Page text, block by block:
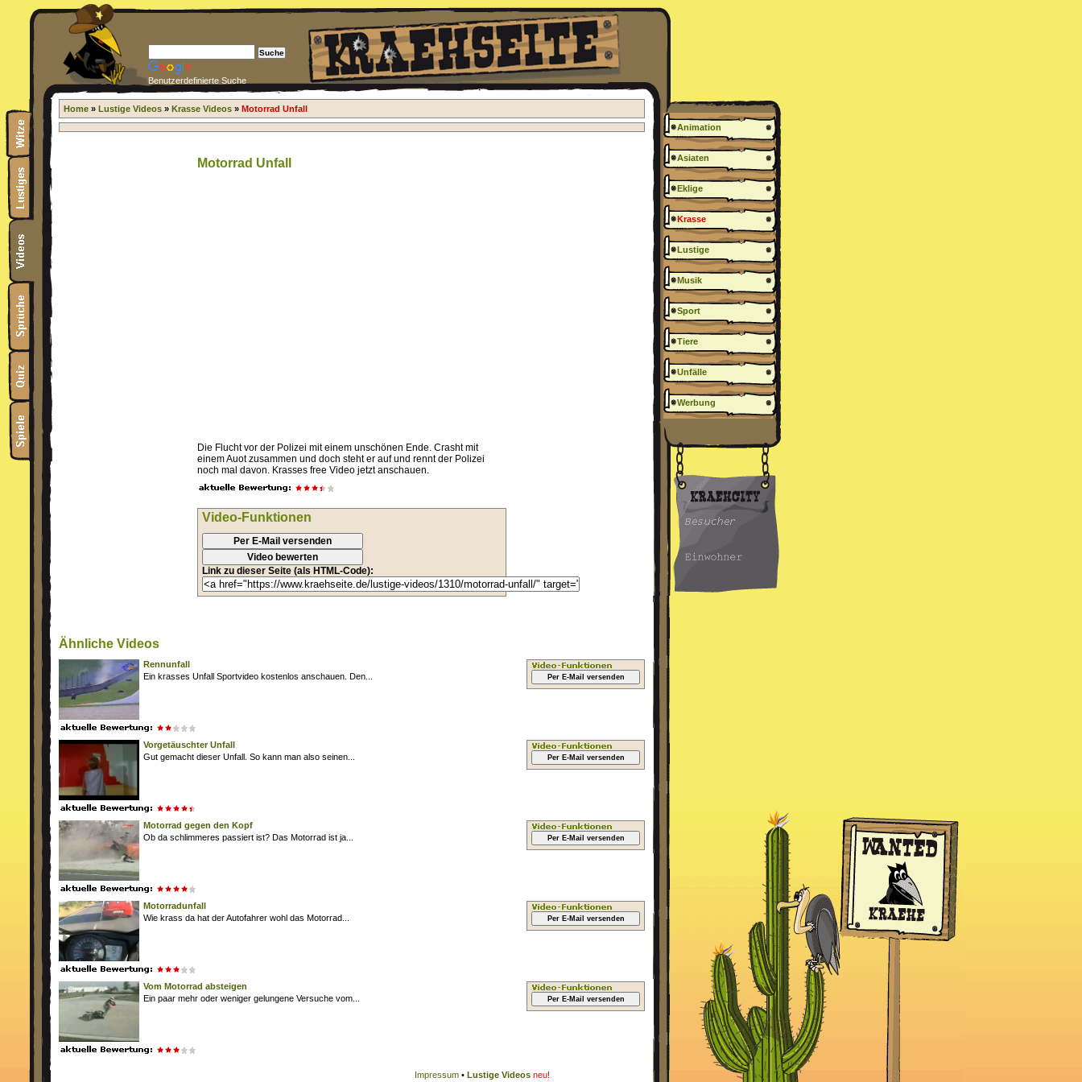
Benutzerdefinierte Suche
Home » Lustige Videos » Krasse Videos » Motorrad Unfall
Motorrad Unfall
Die Flucht vor der Polizei mit einem unschönen Ende. Crasht mit
einem Auot zusammen und doch steht er auf und rennt der Polizei
noch mal davon. Krasses free Video jetzt anschauen.
Video-Funktionen
Per E-Mail versenden
Video bewerten
Link zu dieser Seite (als HTML-Code):
Ähnliche Videos
Per E-Mail versenden
Rennunfall
Ein krasses Unfall Sportvideo kostenlos anschauen. Den...
Per E-Mail versenden
Vorgetäuschter Unfall
Gut gemacht dieser Unfall. So kann man also seinen...
Per E-Mail versenden
Motorrad gegen den Kopf
Ob da schlimmeres passiert ist? Das Motorrad ist ja...
Per E-Mail versenden
Motorradunfall
Wie krass da hat der Autofahrer wohl das Motorrad...
Per E-Mail versenden
Vom Motorrad absteigen
Ein paar mehr oder weniger gelungene Versuche vom...
Animation
Asiaten
Eklige
Krasse
Lustige
Musik
Sport
Tiere
Unfälle
Werbung
Impressum• Lustige Videos neu!